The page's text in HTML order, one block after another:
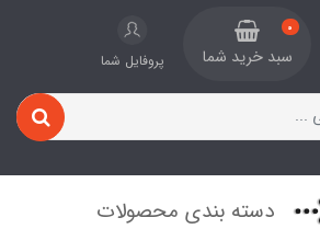
0
سبد خرید شما پروفایل شما
دسته بندی محصولات